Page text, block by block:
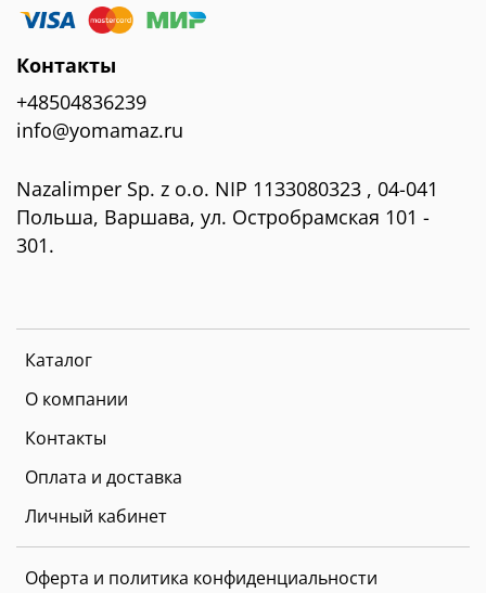
Каталог
О компании
Контакты
Оплата и доставка
Личный кабинет
Оферта и политика конфиденциальности
Контакты
+48504836239
info@yomamaz.ru
Nazalimper Sp. z o.o. NIP 1133080323 , 04-041
Польша, Варшава, ул. Остробрамская 101 -
301.